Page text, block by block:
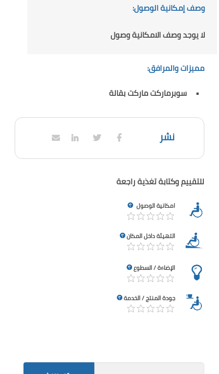
وصف إمكانية الوصول:
لا يوجد وصف الامكانية وصول
مميزات والمرافق:
سوبرماركت ماركت بقالة
نشر
للتقييم وكتابة تغذية راجعة
امكانية الوصول
التهيئة داخل المكان
الإضاءة / السطوع
جودة المنتج / الخدمة